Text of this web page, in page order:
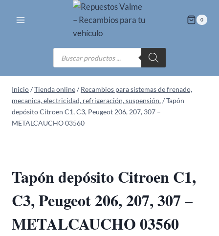
0
Búsqueda
de
productos
Inicio/Tienda online/ Recambios para sistemas de frenado,
mecanica, electricidad, refrigeración, suspensión./Tapón
depósito Citroen C1, C3, Peugeot 206, 207, 307 –
METALCAUCHO 03560
Tapón depósito Citroen C1,
C3, Peugeot 206, 207, 307 –
METALCAUCHO 03560